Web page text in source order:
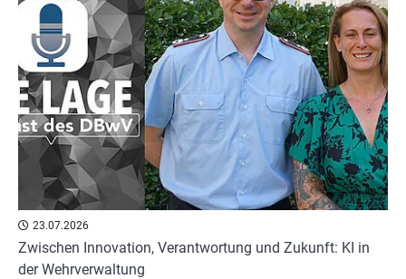
23.07.2026
Zwischen Innovation, Verantwortung und Zukunft: KI in
der Wehrverwaltung